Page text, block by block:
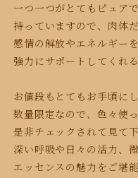
一つ一つがとてもピュア
持っていますので、肉体
感情の解放やエネルギー
強力にサポートしてくれ
お値段もとてもお手頃に
数量限定なので、色々使
是非チェックされて見て
深い呼吸や日々の活力、
エッセンスの魅力をご堪